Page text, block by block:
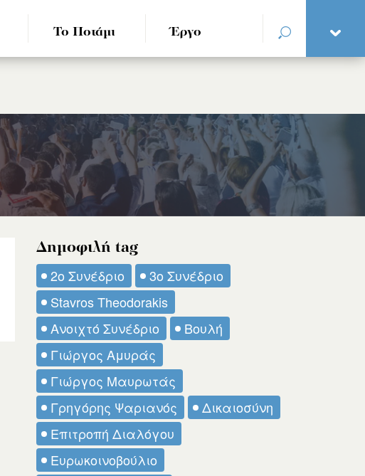
Το Ποτάμι Έργο
Δημοφιλή tag
2ο Συνέδριο
3ο Συνέδριο
Stavros Theodorakis
Ανοιχτό Συνέδριο
Βουλή
Γιώργος Αμυράς
Γιώργος Μαυρωτάς
Γρηγόρης Ψαριανός
Δικαιοσύνη
Επιτροπή Διαλόγου
Ευρωκοινοβούλιο